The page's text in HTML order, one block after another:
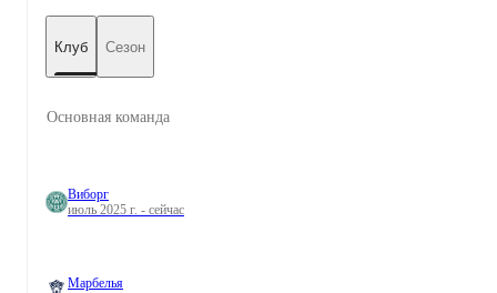
Клуб Сезон
Основная команда
Виборг
июль 2025 г. - сейчас
Марбелья